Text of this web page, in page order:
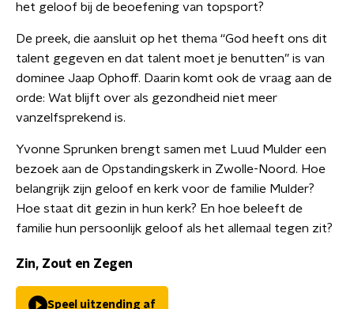
het geloof bij de beoefening van topsport?
De preek, die aansluit op het thema ‘‘God heeft ons dit
talent gegeven en dat talent moet je benutten” is van
dominee Jaap Ophoff. Daarin komt ook de vraag aan de
orde: Wat blijft over als gezondheid niet meer
vanzelfsprekend is.
Yvonne Sprunken brengt samen met Luud Mulder een
bezoek aan de Opstandingskerk in Zwolle-Noord. Hoe
belangrijk zijn geloof en kerk voor de familie Mulder?
Hoe staat dit gezin in hun kerk? En hoe beleeft de
familie hun persoonlijk geloof als het allemaal tegen zit?
Zin, Zout en Zegen
Speel uitzending af